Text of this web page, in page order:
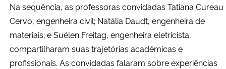
Na sequência, as professoras convidadas Tatiana Cureau
Cervo, engenheira civil; Natália Daudt, engenheira de
materiais; e Suélen Freitag, engenheira eletricista,
compartilharam suas trajetórias acadêmicas e
profissionais. As convidadas falaram sobre experiências